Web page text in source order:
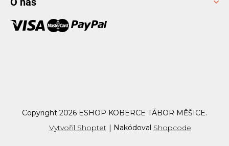
Vytvořil Shoptet | Nakódoval Shopcode
Copyright 2026 ESHOP KOBERCE TÁBOR MĚŠICE.